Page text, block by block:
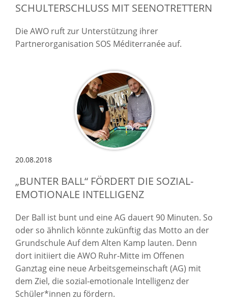
SCHULTERSCHLUSS MIT SEENOTRETTERN
Die AWO ruft zur Unterstützung ihrer
Partnerorganisation SOS Méditerranée auf.
20.08.2018
„BUNTER BALL“ FÖRDERT DIE SOZIAL-
EMOTIONALE INTELLIGENZ
Der Ball ist bunt und eine AG dauert 90 Minuten. So
oder so ähnlich könnte zukünftig das Motto an der
Grundschule Auf dem Alten Kamp lauten. Denn
dort initiiert die AWO Ruhr-Mitte im Offenen
Ganztag eine neue Arbeitsgemeinschaft (AG) mit
dem Ziel, die sozial-emotionale Intelligenz der
Schüler*innen zu fördern.